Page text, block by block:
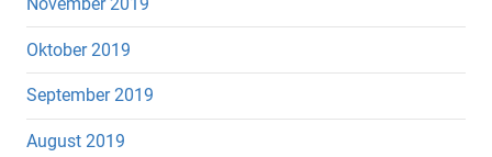
Oktober 2019
September 2019
August 2019